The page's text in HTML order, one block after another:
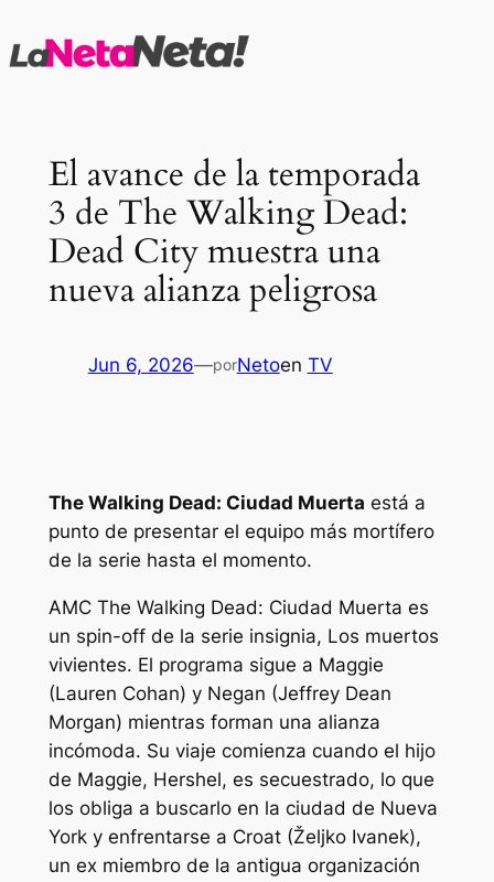
al
El avance de la temporada
3 de The Walking Dead:
Dead City muestra una
nueva alianza peligrosa
Jun 6, 2026—porNetoen TV
The Walking Dead: Ciudad Muerta está a
punto de presentar el equipo más mortífero
de la serie hasta el momento.
AMC The Walking Dead: Ciudad Muerta es
un spin-off de la serie insignia, Los muertos
vivientes. El programa sigue a Maggie
(Lauren Cohan) y Negan (Jeffrey Dean
Morgan) mientras forman una alianza
incómoda. Su viaje comienza cuando el hijo
de Maggie, Hershel, es secuestrado, lo que
los obliga a buscarlo en la ciudad de Nueva
York y enfrentarse a Croat (Željko Ivanek),
un ex miembro de la antigua organización